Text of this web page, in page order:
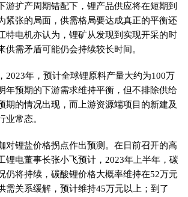
游扩产周期错配下，锂产品供应将在短期到
紧张的局面，供需格局要达成真正的平衡还
特电机亦认为，锂矿从发现到实现开采的时
供需矛盾可能仍会持续较长时间。
2023年，预计全球锂原料产量大约为100万
年预期的下游需求维持平衡，但不排除供给
期的情况出现，而上游资源端项目的新建及
业常态。
对锂盐价格拐点作出预测。在日前召开的高
锂电董事长张小飞预计，2023年上半年，碳
仍将持续，碳酸锂价格大概率维持在52万元
需关系缓解，预计维持45万元以上；到了